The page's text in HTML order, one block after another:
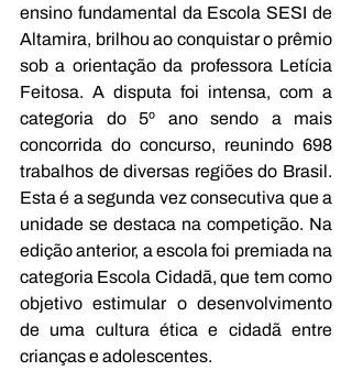
ensino fundamental da Escola SESI de
Altamira, brilhou ao conquistar o prêmio
sob a orientação da professora Letícia
Feitosa. A disputa foi intensa, com a
categoria do 5º ano sendo a mais
concorrida do concurso, reunindo 698
trabalhos de diversas regiões do Brasil.
Esta é a segunda vez consecutiva que a
unidade se destaca na competição. Na
edição anterior, a escola foi premiada na
categoria Escola Cidadã, que tem como
objetivo estimular o desenvolvimento
de uma cultura ética e cidadã entre
crianças e adolescentes.